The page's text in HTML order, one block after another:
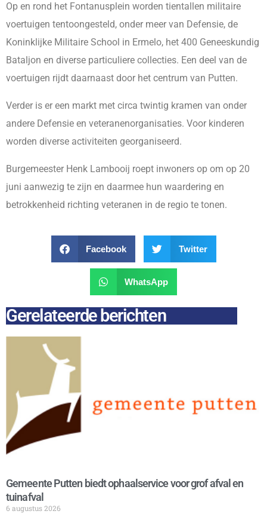
Op en rond het Fontanusplein worden tientallen militaire
voertuigen tentoongesteld, onder meer van Defensie, de
Koninklijke Militaire School in Ermelo, het 400 Geneeskundig
Bataljon en diverse particuliere collecties. Een deel van de
voertuigen rijdt daarnaast door het centrum van Putten.
Verder is er een markt met circa twintig kramen van onder
andere Defensie en veteranenorganisaties. Voor kinderen
worden diverse activiteiten georganiseerd.
Burgemeester Henk Lambooij roept inwoners op om op 20
juni aanwezig te zijn en daarmee hun waardering en
betrokkenheid richting veteranen in de regio te tonen.
Facebook Twitter
WhatsApp
Gerelateerde berichten
Gemeente Putten biedt ophaalservice voor grof afval en
tuinafval
6 augustus 2026